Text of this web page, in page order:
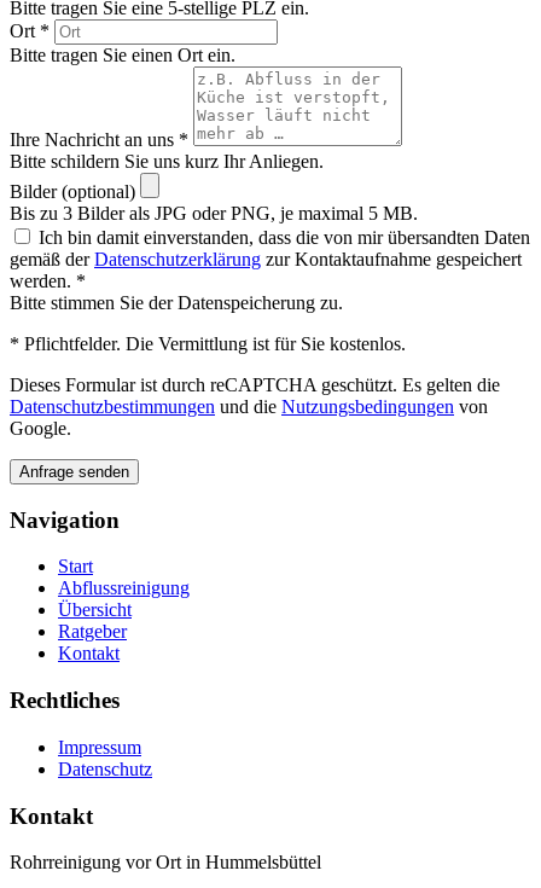
Rechtliches
Kontakt
Rohrreinigung vor Ort in Hummelsbüttel
01516 - 113 55 44
info@rohrreinigung-vorort.de
Jetzt anrufen: 01516 - 113 55 44